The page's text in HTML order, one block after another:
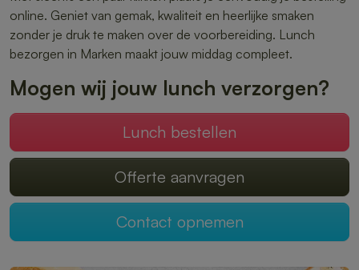
online. Geniet van gemak, kwaliteit en heerlijke smaken
zonder je druk te maken over de voorbereiding. Lunch
bezorgen in Marken maakt jouw middag compleet.
Mogen wij jouw lunch verzorgen?
Lunch bestellen
Offerte aanvragen
Contact opnemen